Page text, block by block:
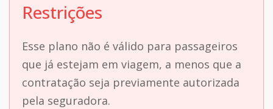
Restrições
Esse plano não é válido para passageiros
que já estejam em viagem, a menos que a
contratação seja previamente autorizada
pela seguradora.